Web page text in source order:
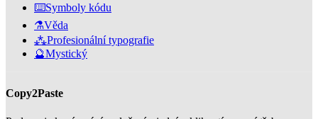
⌨️Symboly kódu
⚗️Věda
⁂Profesionální typografie
🔮Mystický
Copy2Paste